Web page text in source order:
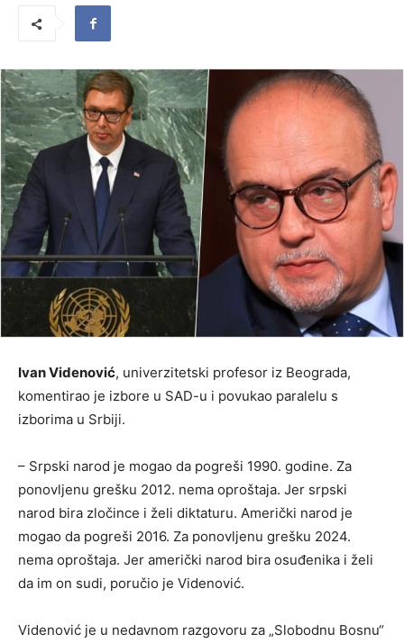
Ivan Videnović, univerzitetski profesor iz Beograda,
komentirao je izbore u SAD-u i povukao paralelu s
izborima u Srbiji.
– Srpski narod je mogao da pogreši 1990. godine. Za
ponovljenu grešku 2012. nema oproštaja. Jer srpski
narod bira zločince i želi diktaturu. Američki narod je
mogao da pogreši 2016. Za ponovljenu grešku 2024.
nema oproštaja. Jer američki narod bira osuđenika i želi
da im on sudi, poručio je Videnović.
Videnović je u nedavnom razgovoru za „Slobodnu Bosnu“